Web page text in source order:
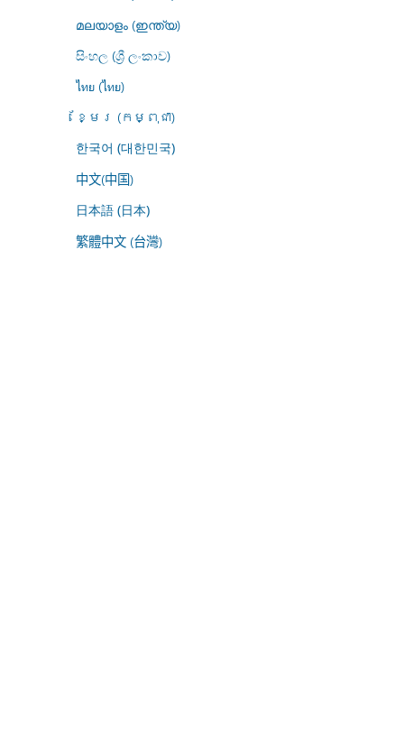
മലയാളം (ഇന്ത്യ)
සිංහල (ශ්‍රී ලංකාව)
ไทย (ไทย)
ខ្មែរ (កម្ពុជា)
한국어 (대한민국)
中文(中国)
日本語 (日本)
繁體中文 (台灣)